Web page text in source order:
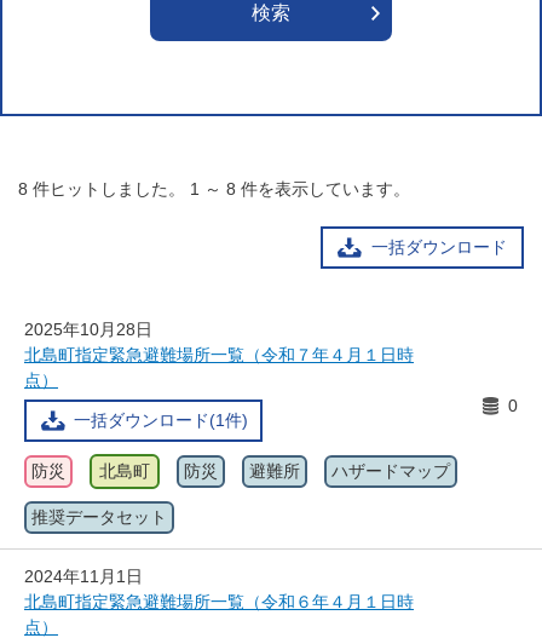
8 件ヒットしました。 1 ～ 8 件を表示しています。
一括ダウンロード
2025年10月28日
北島町指定緊急避難場所一覧（令和７年４月１日時
点）
一括ダウンロード(1件)
0
防災 北島町 防災 避難所 ハザードマップ
推奨データセット
2024年11月1日
北島町指定緊急避難場所一覧（令和６年４月１日時
点）